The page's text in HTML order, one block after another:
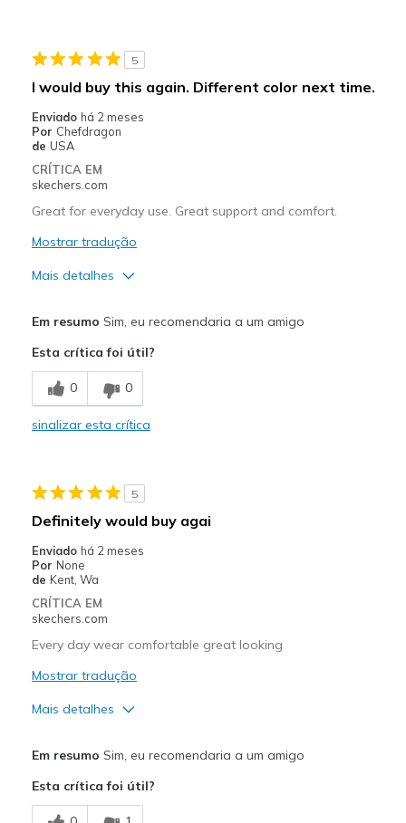
View On Shoes
I'm Into Shoes
5
I would buy this again. Different color next time.
Enviado há 2 meses
Por Chefdragon
de USA
CRÍTICA EM
skechers.com
Great for everyday use. Great support and comfort.
Mostrar tradução
Mais detalhes
Comfortable
Stylish
Travel
Width
Sizing
Em resumo Sim, eu recomendaria a um amigo
Esta crítica foi útil?
0 0
sinalizar esta crítica
5
Definitely would buy agai
Enviado há 2 meses
Por None
de Kent, Wa
CRÍTICA EM
skechers.com
Every day wear comfortable great looking
Mostrar tradução
Mais detalhes
Em resumo Sim, eu recomendaria a um amigo
Esta crítica foi útil?